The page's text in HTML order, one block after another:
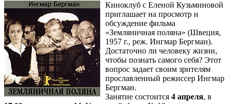
Киноклуб с Еленой Кузьминовой
приглашает на просмотр и
обсуждение фильма
«Земляничная поляна» (Швеция,
1957 г., реж. Ингмар Бергман).
Достаточно ли человеку жизни,
чтобы познать самого себя? Этот
вопрос задает своим зрителям
прославленный режиссер Ингмар
Бергман.
Занятие состоится 4 апреля, в